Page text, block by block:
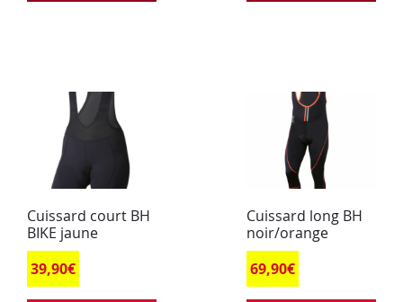
Cuissard court BH
BIKE jaune
39,90€
Cuissard long BH
noir/orange
69,90€